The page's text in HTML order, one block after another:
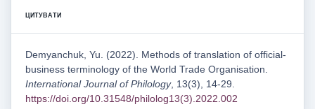
ЦИТУВАТИ
Demyanchuk, Yu. (2022). Methods of translation of official-
business terminology of the World Trade Organisation.
International Journal of Philology, 13(3), 14-29.
https://doi.org/10.31548/philolog13(3).2022.002